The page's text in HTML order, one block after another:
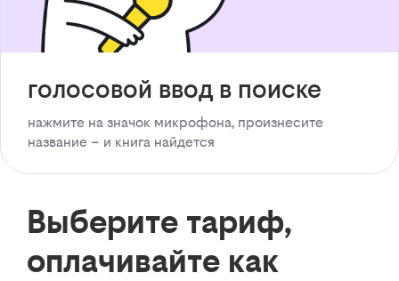
голосовой ввод в поиске
нажмите на значок микрофона, произнесите
название – и книга найдется
Выберите тариф,
оплачивайте как